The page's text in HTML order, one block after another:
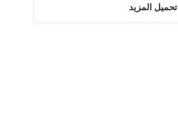
تحميل المزيد